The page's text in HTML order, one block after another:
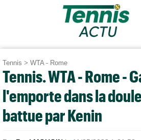
Tennis > WTA - Rome
Tennis. WTA - Rome -
l'emporte dans la
battue par Kenin